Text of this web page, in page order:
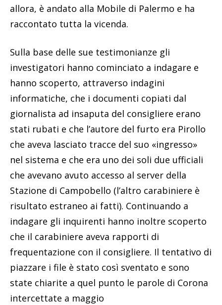
allora, è andato alla Mobile di Palermo e ha
raccontato tutta la vicenda.
Sulla base delle sue testimonianze gli
investigatori hanno cominciato a indagare e
hanno scoperto, attraverso indagini
informatiche, che i documenti copiati dal
giornalista ad insaputa del consigliere erano
stati rubati e che l’autore del furto era Pirollo
che aveva lasciato tracce del suo «ingresso»
nel sistema e che era uno dei soli due ufficiali
che avevano avuto accesso al server della
Stazione di Campobello (l’altro carabiniere è
risultato estraneo ai fatti). Continuando a
indagare gli inquirenti hanno inoltre scoperto
che il carabiniere aveva rapporti di
frequentazione con il consigliere. Il tentativo di
piazzare i file è stato così sventato e sono
state chiarite a quel punto le parole di Corona
intercettate a maggio